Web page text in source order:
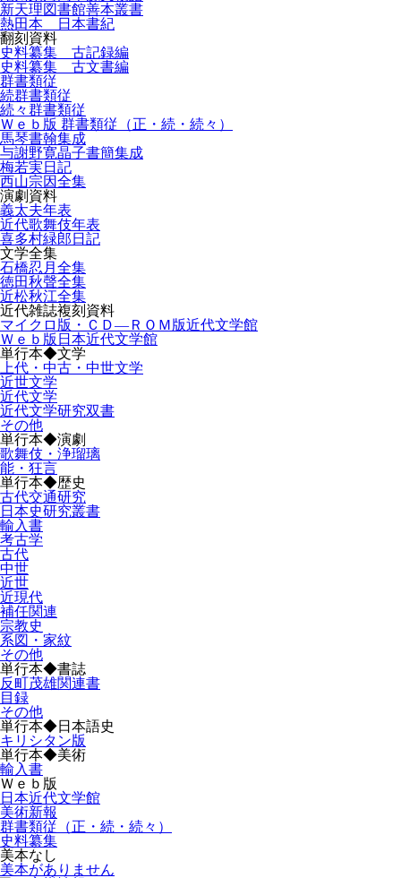
新天理図書館善本叢書
熱田本 日本書紀
翻刻資料
史料纂集 古記録編
史料纂集 古文書編
群書類従
続群書類従
続々群書類従
Ｗｅｂ版 群書類従（正・続・続々）
馬琴書翰集成
与謝野寛晶子書簡集成
梅若実日記
西山宗因全集
演劇資料
義太夫年表
近代歌舞伎年表
喜多村緑郎日記
文学全集
石橋忍月全集
徳田秋聲全集
近松秋江全集
近代雑誌複刻資料
マイクロ版・ＣＤ―ＲＯＭ版近代文学館
Ｗｅｂ版日本近代文学館
単行本◆文学
上代・中古・中世文学
近世文学
近代文学
近代文学研究双書
その他
単行本◆演劇
歌舞伎・浄瑠璃
能・狂言
単行本◆歴史
古代交通研究
日本史研究叢書
輸入書
考古学
古代
中世
近世
近現代
補任関連
宗教史
系図・家紋
その他
単行本◆書誌
反町茂雄関連書
目録
その他
単行本◆日本語史
キリシタン版
単行本◆美術
輸入書
Ｗｅｂ版
日本近代文学館
美術新報
群書類従（正・続・続々）
史料纂集
美本なし
美本がありません